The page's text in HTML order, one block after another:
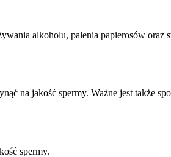
alkoholu, palenia papierosów oraz
na jakość spermy. Ważne jest także
spermy.